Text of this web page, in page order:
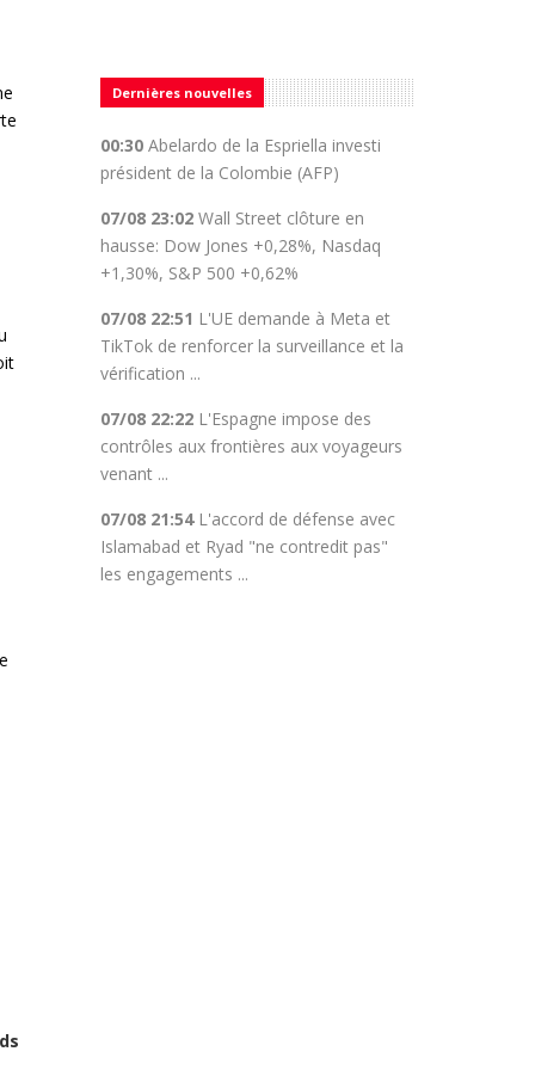
Dernières nouvelles
00:30 Abelardo de la Espriella investi
président de la Colombie (AFP)
07/08 23:02 Wall Street clôture en
hausse: Dow Jones +0,28%, Nasdaq
+1,30%, S&P 500 +0,62%
07/08 22:51 L'UE demande à Meta et
TikTok de renforcer la surveillance et la
vérification ...
07/08 22:22 L'Espagne impose des
contrôles aux frontières aux voyageurs
venant ...
07/08 21:54 L'accord de défense avec
Islamabad et Ryad "ne contredit pas"
les engagements ...